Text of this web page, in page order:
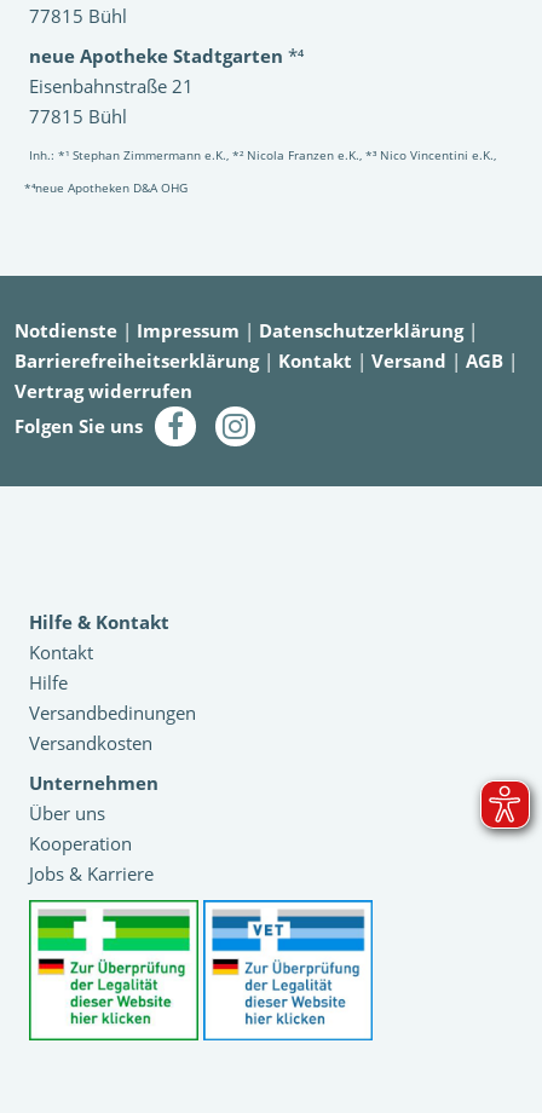
77815 Bühl
neue Apotheke Stadtgarten *⁴
Eisenbahnstraße 21
77815 Bühl
Inh.: *¹ Stephan Zimmermann e.K., *² Nicola Franzen e.K., *³ Nico Vincentini e.K.,
*⁴neue Apotheken D&A OHG
Notdienste | Impressum | Datenschutzerklärung|
Barrierefreiheitserklärung| Kontakt | Versand | AGB |
Vertrag widerrufen
Folgen Sie uns
Hilfe & Kontakt
Kontakt
Hilfe
Versandbedinungen
Versandkosten
Unternehmen
Über uns
Kooperation
Jobs & Karriere